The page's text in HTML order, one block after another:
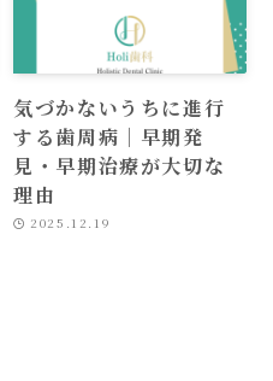
気づかないうちに進行
する歯周病｜早期発
見・早期治療が大切な
理由
2025.12.19